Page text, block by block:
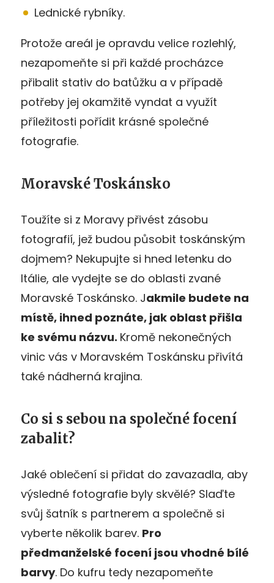
Lednické rybníky.
Protože areál je opravdu velice rozlehlý,
nezapomeňte si při každé procházce
přibalit stativ do batůžku a v případě
potřeby jej okamžitě vyndat a využít
příležitosti pořídit krásné společné
fotografie.
Moravské Toskánsko
Toužíte si z Moravy přivést zásobu
fotografií, jež budou působit toskánským
dojmem? Nekupujte si hned letenku do
Itálie, ale vydejte se do oblasti zvané
Moravské Toskánsko. Jakmile budete na
místě, ihned poznáte, jak oblast přišla
ke svému názvu. Kromě nekonečných
vinic vás v Moravském Toskánsku přivítá
také nádherná krajina.
Co si s sebou na společné focení
zabalit?
Jaké oblečení si přidat do zavazadla, aby
výsledné fotografie byly skvělé? Slaďte
svůj šatník s partnerem a společně si
vyberte několik barev. Pro
předmanželské focení jsou vhodné bílé
barvy. Do kufru tedy nezapomeňte